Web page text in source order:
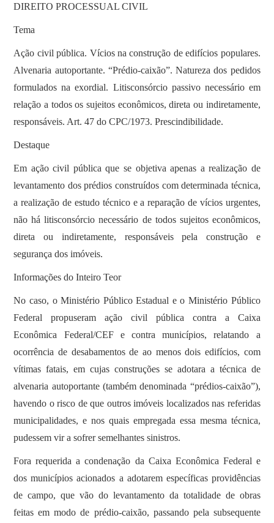
DIREITO PROCESSUAL CIVIL
Tema
Ação civil pública. Vícios na construção de edifícios populares.
Alvenaria autoportante. “Prédio-caixão”. Natureza dos pedidos
formulados na exordial. Litisconsórcio passivo necessário em
relação a todos os sujeitos econômicos, direta ou indiretamente,
responsáveis. Art. 47 do CPC/1973. Prescindibilidade.
Destaque
Em ação civil pública que se objetiva apenas a realização de
levantamento dos prédios construídos com determinada técnica,
a realização de estudo técnico e a reparação de vícios urgentes,
não há litisconsórcio necessário de todos sujeitos econômicos,
direta ou indiretamente, responsáveis pela construção e
segurança dos imóveis.
Informações do Inteiro Teor
No caso, o Ministério Público Estadual e o Ministério Público
Federal propuseram ação civil pública contra a Caixa
Econômica Federal/CEF e contra municípios, relatando a
ocorrência de desabamentos de ao menos dois edifícios, com
vítimas fatais, em cujas construções se adotara a técnica de
alvenaria autoportante (também denominada “prédios-caixão”),
havendo o risco de que outros imóveis localizados nas referidas
municipalidades, e nos quais empregada essa mesma técnica,
pudessem vir a sofrer semelhantes sinistros.
Fora requerida a condenação da Caixa Econômica Federal e
dos municípios acionados a adotarem específicas providências
de campo, que vão do levantamento da totalidade de obras
feitas em modo de prédio-caixão, passando pela subsequente